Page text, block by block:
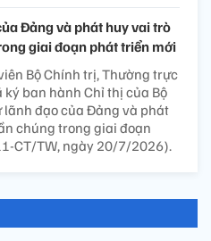
Đảng và phát huy vai trò
giai đoạn phát triển mới
Bộ Chính trị, Thường trực
ký ban hành Chỉ thị của Bộ
đạo của Đảng và phát
chúng trong giai đoạn
CT/TW, ngày 20/7/2026).